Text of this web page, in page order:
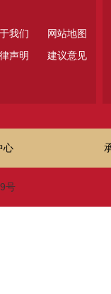
我们
网站地图
声明
建议意见
心
号